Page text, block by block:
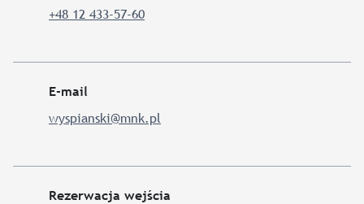
+48 12 433-57-60
E-mail
wyspianski@mnk.pl
Rezerwacja wejścia